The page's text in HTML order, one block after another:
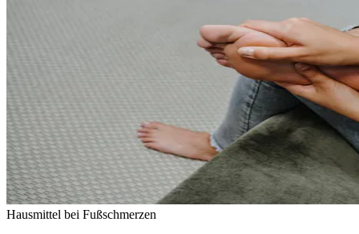
Hausmittel bei Fußschmerzen